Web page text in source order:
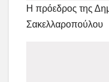
Η πρόεδρος της
Σακελλαροπούλου